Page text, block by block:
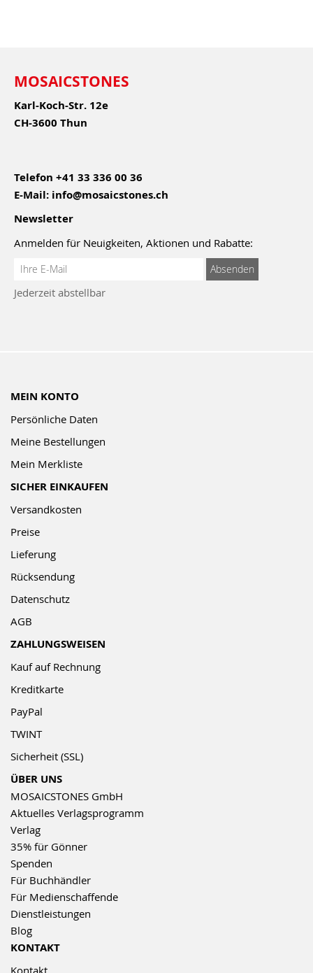
MOSAICSTONES
Karl-Koch-Str. 12e
CH-3600 Thun
Telefon +41 33 336 00 36
E-Mail: info@mosaicstones.ch
Newsletter
Anmelden für Neuigkeiten, Aktionen und Rabatte:
Anmeldung
Newsletter:
Absenden
Jederzeit abstellbar
MEIN KONTO
Persönliche Daten
Meine Bestellungen
Mein Merkliste
SICHER EINKAUFEN
Versandkosten
Preise
Lieferung
Rücksendung
Datenschutz
AGB
ZAHLUNGSWEISEN
Kauf auf Rechnung
Kreditkarte
PayPal
TWINT
Sicherheit (SSL)
ÜBER UNS
MOSAICSTONES GmbH
Aktuelles Verlagsprogramm
Verlag
35% für Gönner
Spenden
Für Buchhändler
Für Medienschaffende
Dienstleistungen
Blog
KONTAKT
Kontakt